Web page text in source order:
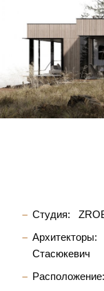
Студия:
Архитекторы:
Стасюкевич
Расположение: